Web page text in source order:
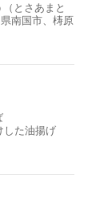
とさあまと
南国市、梼原
した油揚げ